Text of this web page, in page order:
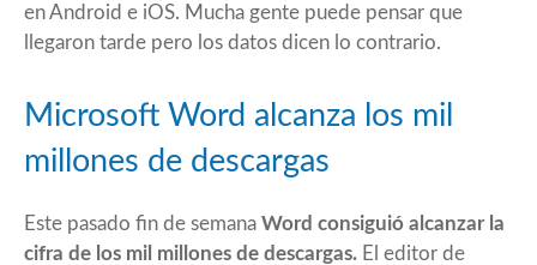
en Android e iOS. Mucha gente puede pensar que
llegaron tarde pero los datos dicen lo contrario.
Microsoft Word alcanza los mil
millones de descargas
Este pasado fin de semana Word consiguió alcanzar la
cifra de los mil millones de descargas. El editor de